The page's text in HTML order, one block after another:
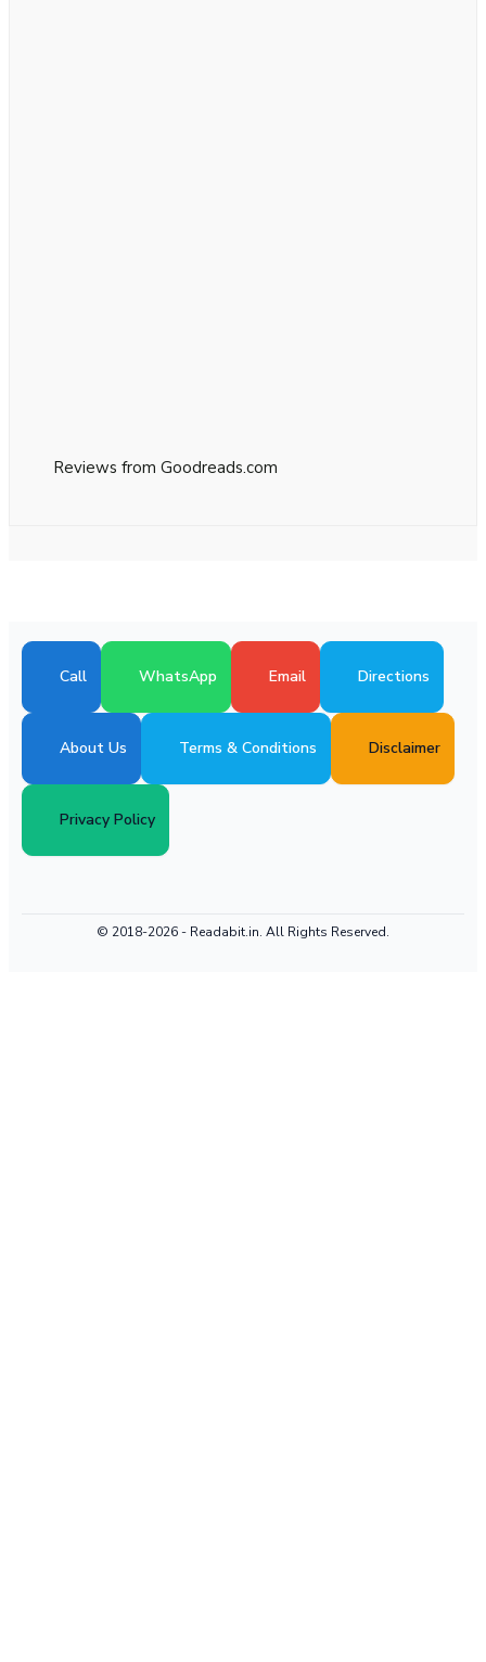
Reviews from Goodreads.com
Call WhatsApp Email Directions
About Us Terms & Conditions Disclaimer
Privacy Policy
© 2018-2026 - Readabit.in. All Rights Reserved.